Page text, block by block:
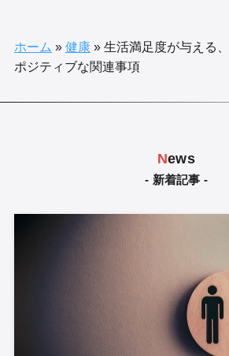
ホーム » 健康 »生活満足度が与える
ポジティブな関連事項
News
- 新着記事 -